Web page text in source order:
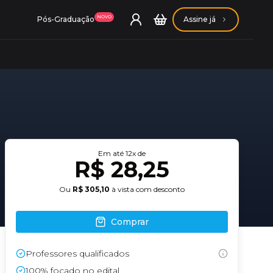
Pós-Graduação NOVO Assine já
Em até 12x de
R$ 28,25
Ou R$ 305,10 à vista com desconto
Comprar
Professores qualificados
100% focado no edital